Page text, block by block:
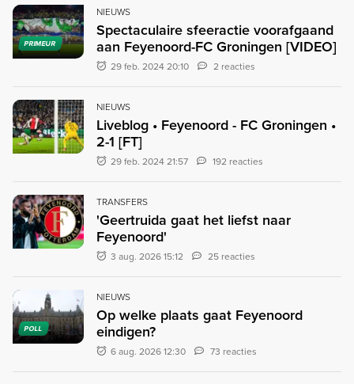
PRIMEUR
NIEUWS
Spectaculaire sfeeractie voorafgaand
aan Feyenoord-FC Groningen [VIDEO]
29 feb. 2024 20:10 2 reacties
NIEUWS
Liveblog • Feyenoord - FC Groningen •
2-1 [FT]
29 feb. 2024 21:57 192 reacties
TRANSFERS
'Geertruida gaat het liefst naar
Feyenoord'
3 aug. 2026 15:12 25 reacties
POLL
NIEUWS
Op welke plaats gaat Feyenoord
eindigen?
6 aug. 2026 12:30 73 reacties